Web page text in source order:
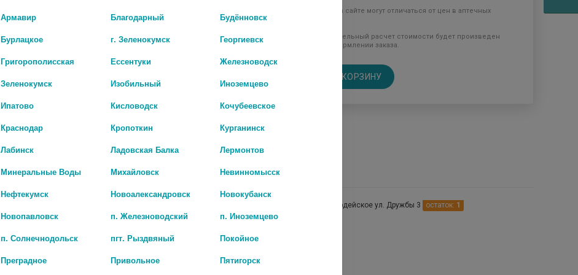
внешний вид и описание товара без предварительного
уведомления.
Цены на сайте могут отличаться от цен в аптечных
Окончательный расчет стоимости будет произведен
при оформлении заказа.
В КОРЗИНУ
Наличие в аптеках
БИО АГЛФ №98 с. Красногвардейское ул. Дружбы 3 остаток: 1
цена: 1 657 руб.
Армавир Благодарный
Будённовск
Бурлацкое
г. Зеленокумск
Георгиевск
Григорополисская
Ессентуки
Железноводск
Зеленокумск
Изобильный
Иноземцево
Ипатово
Кисловодск
Кочубеевское
Краснодар
Кропоткин
Курганинск
Лабинск
Ладовская Балка
Лермонтов
Минеральные Воды
Михайловск
Невинномысск
Нефтекумск
Новоалександровск
Новокубанск
Новопавловск
п. Железноводский
п. Иноземцево
п. Солнечнодольск
пгт. Рыздвяный
Покойное
Преградное
Привольное Пятигорск